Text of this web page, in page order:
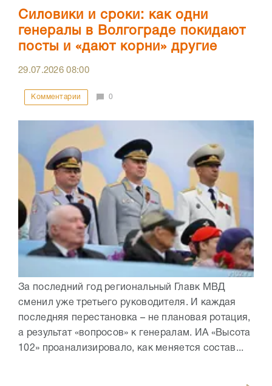
Силовики и сроки: как одни
генералы в Волгограде покидают
посты и «дают корни» другие
29.07.202608:00
Комментарии 0
За последний год региональный Главк МВД
сменил уже третьего руководителя. И каждая
последняя перестановка – не плановая ротация,
а результат «вопросов» к генералам. ИА «Высота
102» проанализировало, как меняется состав...